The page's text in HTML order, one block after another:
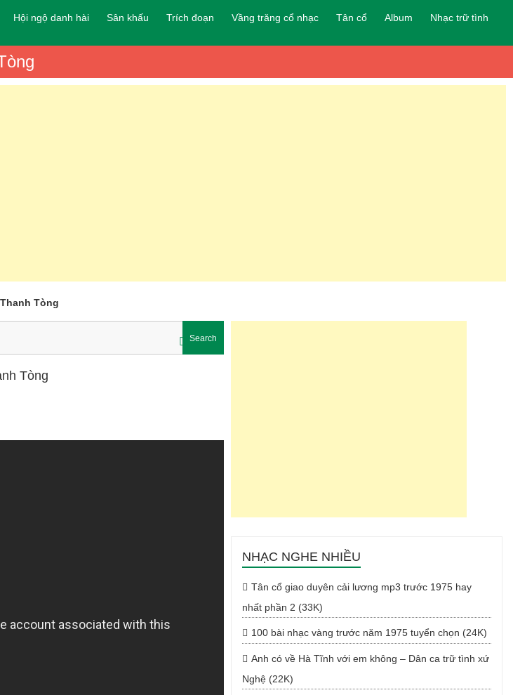
Hội ngộ danh hài Sân khấu Trích đoạn Vầng trăng cổ nhạc Tân cổ Album Nhạc trữ tình
Tòng
Search
Tòng
NHẠC NGHE NHIỀU
Tân cổ giao duyên cải lương mp3 trước 1975 hay
nhất phần 2 (33K)
100 bài nhạc vàng trước năm 1975 tuyển chọn (24K)
Anh có về Hà Tĩnh với em không – Dân ca trữ tình xứ
Nghệ (22K)